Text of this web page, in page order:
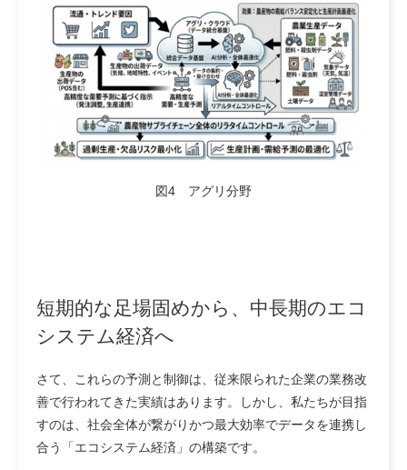
図4 アグリ分野
短期的な足場固めから、中長期のエコ
システム経済へ
さて、これらの予測と制御は、従来限られた企業の業務改
善で行われてきた実績はあります。しかし、私たちが目指
すのは、社会全体が繋がりかつ最大効率でデータを連携し
合う「エコシステム経済」の構築です。